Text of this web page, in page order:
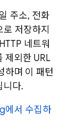
주소, 전화
저장하지
네트워
제외한 URL
하며 이 패턴
다.
에서 수집하